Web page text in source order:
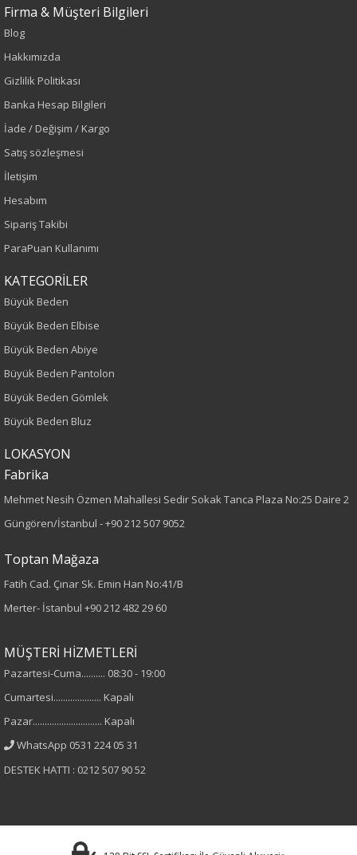
Sezon : YAZLIK
Renk
Yeşil
Sezon
İlkbahar-Yaz
Yaş Grubu
Kalıp
Büyük Beden
Boy
120
Örme
Desenli
Kumaş
Cinsiyet
Kadın
Kısa Kol
Firma & Müşteri Bilgileri
Blog
Hakkımızda
Gizlilik Politikası
Banka Hesap Bilgileri
İade / Değişim / Kargo
Satış sözleşmesi
İletişim
Hesabım
Sipariş Takibi
ParaPuan Kullanımı
KATEGORİLER
Büyük Beden
Büyük Beden Elbise
Büyük Beden Abiye
Büyük Beden Pantolon
Büyük Beden Gömlek
Büyük Beden Bluz
LOKASYON
Fabrika
Mehmet Nesih Özmen Mahallesi Sedir Sokak Tanca Plaza No:25 Daire 2
Güngören/İstanbul -+90 212 507 9052
Toptan Mağaza
Fatih Cad. Çınar Sk. Emin Han No:41/B
Merter- İstanbul +90 212 482 29 60
MÜŞTERİ HİZMETLERİ
Pazartesi-Cuma.......... 08:30 - 19:00
Cumartesi.................... Kapalı
Pazar............................. Kapalı
WhatsApp 0531 224 05 31
DESTEK HATTI : 0212 507 90 52